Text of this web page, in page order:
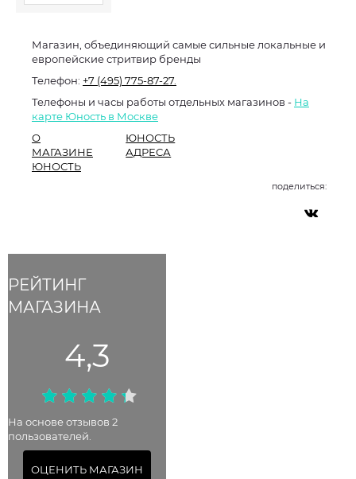
РЕЙТИНГ
МАГАЗИНА
4,3
На основе отзывов 2
пользователей.
ОЦЕНИТЬ МАГАЗИН
Магазин, объединяющий самые сильные локальные и
европейские стритвир бренды
Телефон: +7 (495) 775-87-27.
Телефоны и часы работы отдельных магазинов - На
карте Юность в Москве
О
МАГАЗИНЕ
ЮНОСТЬ
ЮНОСТЬ
АДРЕСА
поделиться: